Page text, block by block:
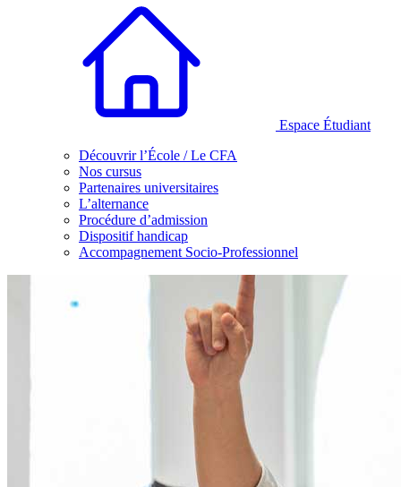
Espace Étudiant
Découvrir l’École / Le CFA
Nos cursus
Partenaires universitaires
L’alternance
Procédure d’admission
Dispositif handicap
Accompagnement Socio-Professionnel